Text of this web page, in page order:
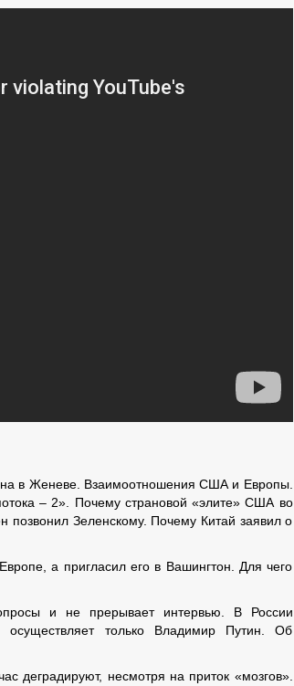
в Женеве. Взаимоотношения США и Европы.
– 2». Почему страновой «элите» США во
Зеленскому. Почему Китай заявил о
а пригласил его в Вашингтон. Для чего
и не прерывает интервью. В России
осуществляет только Владимир Путин. Об
деградируют, несмотря на приток «мозгов».